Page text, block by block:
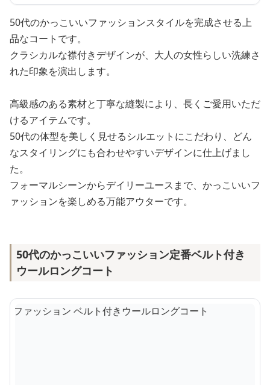
50代のかっこいいファッションスタイルを完成させる上
品なコートです。
クラシカルな襟付きデザインが、大人の女性らしい洗練さ
れた印象を演出します。
高級感のある素材と丁寧な縫製により、長くご愛用いただ
けるアイテムです。
50代の体型を美しく見せるシルエットにこだわり、どん
なスタイリングにも合わせやすいデザインに仕上げまし
た。
フォーマルシーンからデイリーユースまで、かっこいいフ
ァッションを楽しめる万能アウターです。
50代のかっこいいファッション定番ベルト付き
ウールロングコート